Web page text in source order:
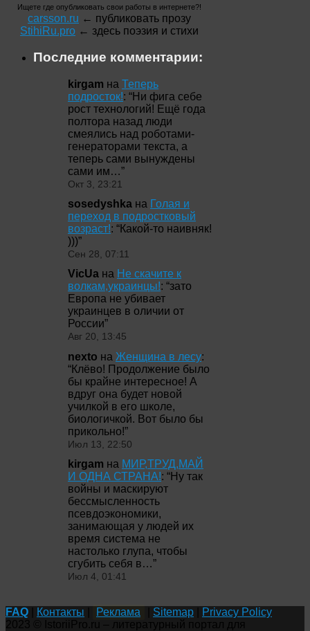
Ищете где опубликовать свои работы в интернете?!
carsson.ru ← публиковать прозу
StihiRu.pro ← здесь поэзия и стихи
Последние комментарии:
kirgam на Теперь
подросток!: “Ни фига себе
рост технологий! Ещё года
полтора назад люди
смеялись над роботами-
генераторами текста, а
теперь сами вынуждены
сами им…”
Окт 3, 23:21
sosedyshka на Голая и
переход в подростковый
возраст!: “Какой-то наивняк!
)))”
Сен 28, 07:11
VicUa на Не скачите к
волкам,украинцы!: “зато
Европа не убивает
украинцев в оличии от
России”
Авг 20, 13:45
nexto на Женщина в лесу:
“Клёво! Продолжение было
бы крайне интересное! А
вдруг она будет новой
училкой в его школе,
биологичкой. Вот было бы
прикольно!”
Июл 13, 22:50
kirgam на МИР,ТРУД,МАЙ
И ОДНА СТРАНА!: “Ну так
войны и маскируют
бессмысленность
псевдоэкономики,
занимающая у людей их
время система не
настолько глупа, чтобы
сгубить себя в…”
Июл 4, 01:41
FAQ Контакты Реклама Sitemap
Privacy Policy